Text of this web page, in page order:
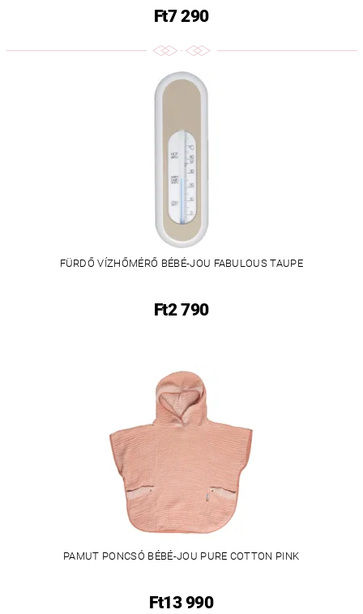
Ft7 290
FÜRDŐ VÍZHŐMÉRŐ BÉBÉ-JOU FABULOUS TAUPE
Ft2 790
PAMUT PONCSÓ BÉBÉ-JOU PURE COTTON PINK
Ft13 990